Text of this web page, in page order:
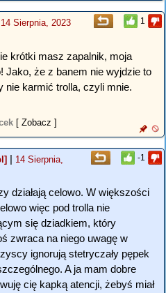
1
14 Sierpnia, 2023
krótki masz zapalnik, moja
Jako, że z banem nie wyjdzie to
nie karmić trolla, czyli mnie.
[ Zobacz ]
-1
| 14 Sierpnia,
działają celowo. W większości
więc pod trolla nie
się dziadkiem, który
zwraca na niego uwagę w
ignorują stetryczały pępek
A ja mam dobre
cię kapką atencji, żebyś miał